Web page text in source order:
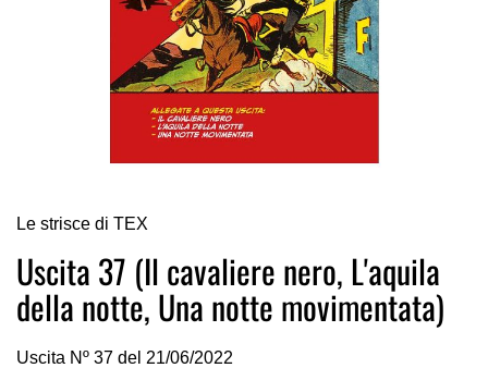
all'inizio
della
galleria
di
immagini
Le strisce di TEX
Uscita 37 (Il cavaliere nero, L'aquila
della notte, Una notte movimentata)
Uscita Nº 37 del 21/06/2022